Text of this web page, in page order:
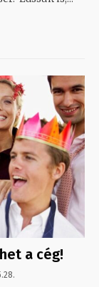
a cég!